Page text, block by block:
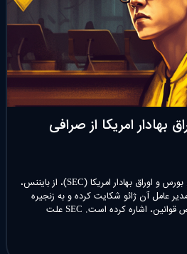
امریکا از صرافی
طبق گزارش بلومبرگ، کمیسیون بورس و اوراق بهادار امریکا (SEC)، از بایننس،
عامل آن ژائو شکایت کرده و به زنجیره
قابل توجه از وقایع ، به اتهام نقض قوانین، اشاره کرده است. SEC علت
به مقرارات بورس و اوراق بهادار اعلام